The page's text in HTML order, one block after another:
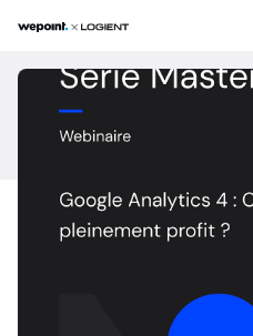
Expertises
Entreprise
Réalisations